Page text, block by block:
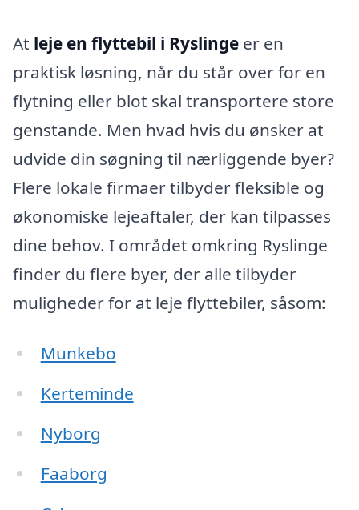
At leje en flyttebil i Ryslinge er en
praktisk løsning, når du står over for en
flytning eller blot skal transportere store
genstande. Men hvad hvis du ønsker at
udvide din søgning til nærliggende byer?
Flere lokale firmaer tilbyder fleksible og
økonomiske lejeaftaler, der kan tilpasses
dine behov. I området omkring Ryslinge
finder du flere byer, der alle tilbyder
muligheder for at leje flyttebiler, såsom:
Munkebo
Kerteminde
Nyborg
Faaborg